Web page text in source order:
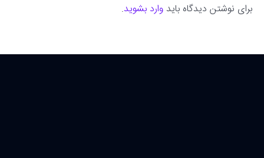
برای نوشتن دیدگاه باید وارد بشوید.